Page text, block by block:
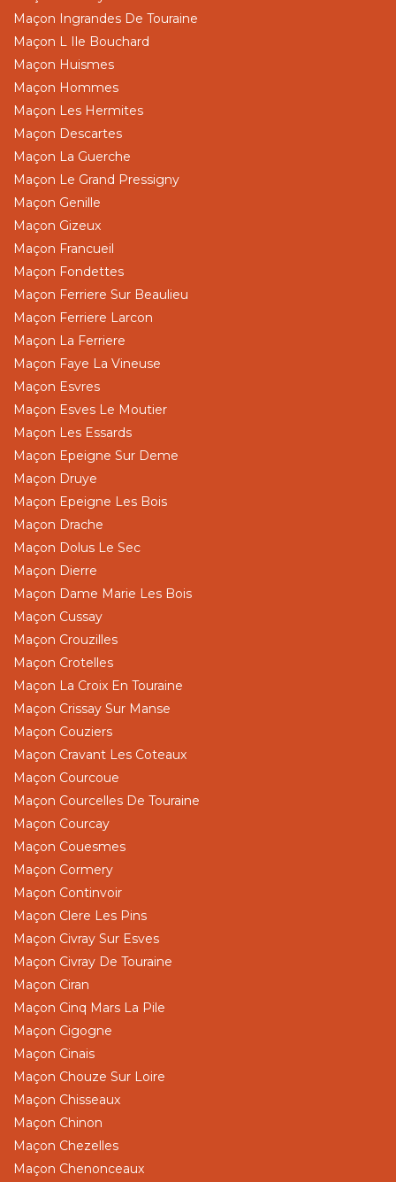
Maçon Ingrandes De Touraine
Maçon L Ile Bouchard
Maçon Huismes
Maçon Hommes
Maçon Les Hermites
Maçon Descartes
Maçon La Guerche
Maçon Le Grand Pressigny
Maçon Genille
Maçon Gizeux
Maçon Francueil
Maçon Fondettes
Maçon Ferriere Sur Beaulieu
Maçon Ferriere Larcon
Maçon La Ferriere
Maçon Faye La Vineuse
Maçon Esvres
Maçon Esves Le Moutier
Maçon Les Essards
Maçon Epeigne Sur Deme
Maçon Druye
Maçon Epeigne Les Bois
Maçon Drache
Maçon Dolus Le Sec
Maçon Dierre
Maçon Dame Marie Les Bois
Maçon Cussay
Maçon Crouzilles
Maçon Crotelles
Maçon La Croix En Touraine
Maçon Crissay Sur Manse
Maçon Couziers
Maçon Cravant Les Coteaux
Maçon Courcoue
Maçon Courcelles De Touraine
Maçon Courcay
Maçon Couesmes
Maçon Cormery
Maçon Continvoir
Maçon Clere Les Pins
Maçon Civray Sur Esves
Maçon Civray De Touraine
Maçon Ciran
Maçon Cinq Mars La Pile
Maçon Cigogne
Maçon Cinais
Maçon Chouze Sur Loire
Maçon Chisseaux
Maçon Chinon
Maçon Chezelles
Maçon Chenonceaux